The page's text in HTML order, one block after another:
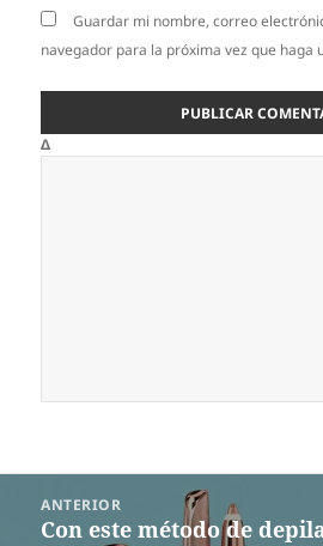
Guardar mi nombre, correo
navegador para la próxima vez que haga
Δ
ANTERIOR
Entrada
Con este método de